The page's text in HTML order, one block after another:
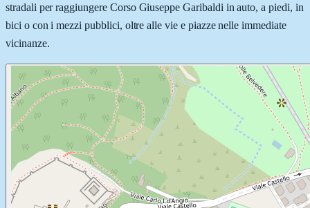
stradali per raggiungere Corso Giuseppe Garibaldi in auto, a piedi, in
bici o con i mezzi pubblici, oltre alle vie e piazze nelle immediate
vicinanze.